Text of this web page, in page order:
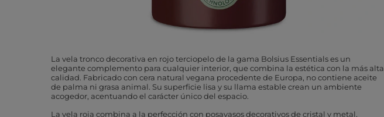
La vela tronco decorativa en rojo terciopelo de la gama Bolsius Essentials es un
elegante complemento para cualquier interior, que combina la estética con la más alta
calidad. Fabricado con cera natural vegana procedente de Europa, no contiene aceite
de palma ni grasa animal. Su superficie lisa y su llama estable crean un ambiente
acogedor, acentuando el carácter único del espacio.
La vela roja combina a la perfección con posavasos decorativos de cristal y metal,